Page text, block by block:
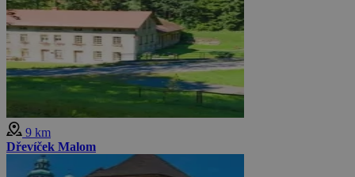
9 km
Dřevíček Malom